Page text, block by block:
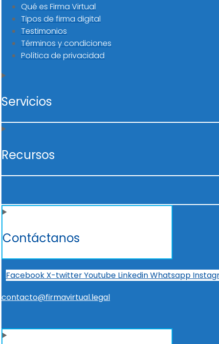
Qué es Firma Virtual
Tipos de firma digital
Testimonios
Términos y condiciones
Política de privacidad
Servicios
Recursos
Contáctanos
Facebook X-twitterYoutube LinkedinWhatsapp
contacto@firmavirtual.legal